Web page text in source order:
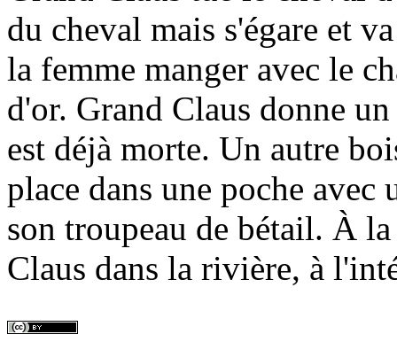
du cheval mais s'égare et
la femme manger avec le
d'or. Grand Claus donne
est déjà morte. Un autre
place dans une poche
son troupeau de bétail. À
Claus dans la rivière, à